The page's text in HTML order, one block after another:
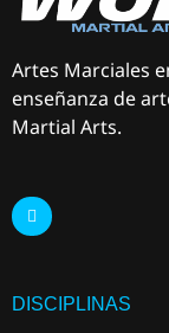
Artes Marciales
enseñanza de
Martial Arts.
DISCIPLINAS